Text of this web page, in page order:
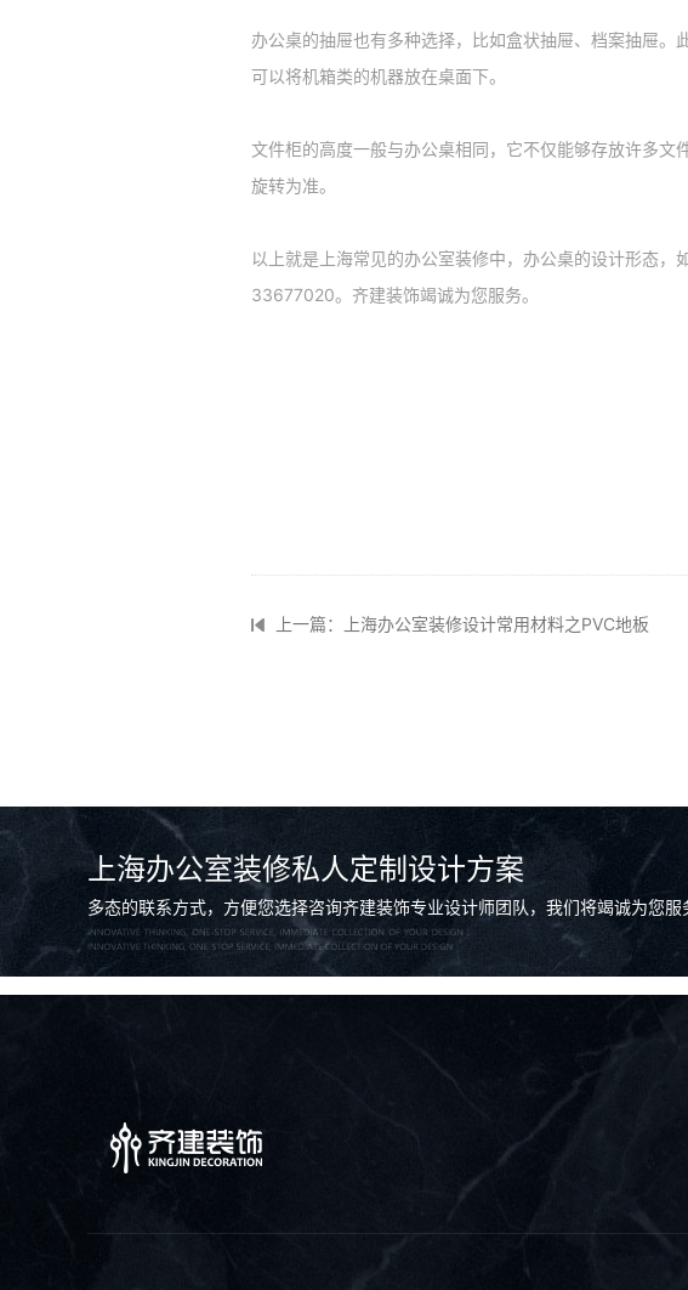
办公桌的抽屉也有多种选择，比如盒状抽屉、档案抽屉。
可以将机箱类的机器放在桌面下。
文件柜的高度一般与办公桌相同，它不仅能够存放许多
旋转为准。
以上就是上海常见的办公室装修中，办公桌的设计形态
33677020。齐建装饰竭诚为您服务。
上一篇：上海办公室装修设计常用材料之PVC地板
上海办公室装修私人定制设计方案
多态的联系方式，方便您选择咨询齐建装饰专业设计师团队，我们将竭诚为您服